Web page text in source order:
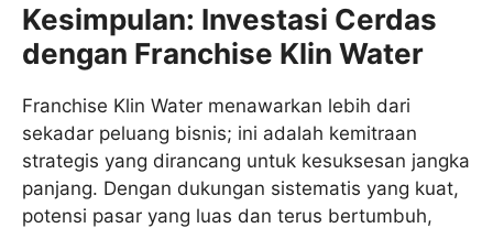
Kesimpulan: Investasi Cerdas
dengan Franchise Klin Water
Franchise Klin Water menawarkan lebih dari
sekadar peluang bisnis; ini adalah kemitraan
strategis yang dirancang untuk kesuksesan jangka
panjang. Dengan dukungan sistematis yang kuat,
potensi pasar yang luas dan terus bertumbuh,